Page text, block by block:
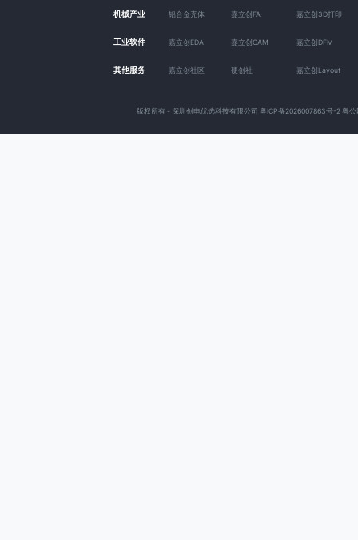
机械产业 铝合金壳体 嘉立创FA 嘉立创3D打印
工业软件 嘉立创EDA 嘉立创CAM 嘉立创DFM
其他服务 嘉立创社区 硬创社 嘉立创Layout
版权所有 - 深圳创电优选科技有限公司 粤ICP备2026007863号-2 粤